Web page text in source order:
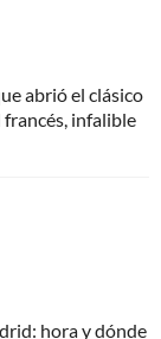
abrió el clásico
francés, infalible
hora y dónde